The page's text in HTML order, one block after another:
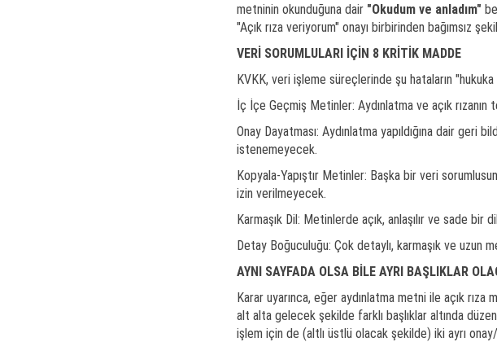
metninin okunduğuna dair "Okudum ve anladım"
"Açık rıza veriyorum" onayı birbirinden bağımsız
VERİ SORUMLULARI İÇİN 8 KRİTİK MADDE
KVKK, veri işleme süreçlerinde şu hataların
İç İçe Geçmiş Metinler: Aydınlatma ve açık rızanın
Onay Dayatması: Aydınlatma yapıldığına dair geri
istenemeyecek.
Kopyala-Yapıştır Metinler: Başka bir veri
izin verilmeyecek.
Karmaşık Dil: Metinlerde açık, anlaşılır ve sade bir
Detay Boğuculuğu: Çok detaylı, karmaşık ve uzun
AYNI SAYFADA OLSA BİLE AYRI BAŞLIKLAR
Karar uyarınca, eğer aydınlatma metni ile açık
alt alta gelecek şekilde farklı başlıklar altında
işlem için de (altlı üstlü olacak şekilde) iki ayrı